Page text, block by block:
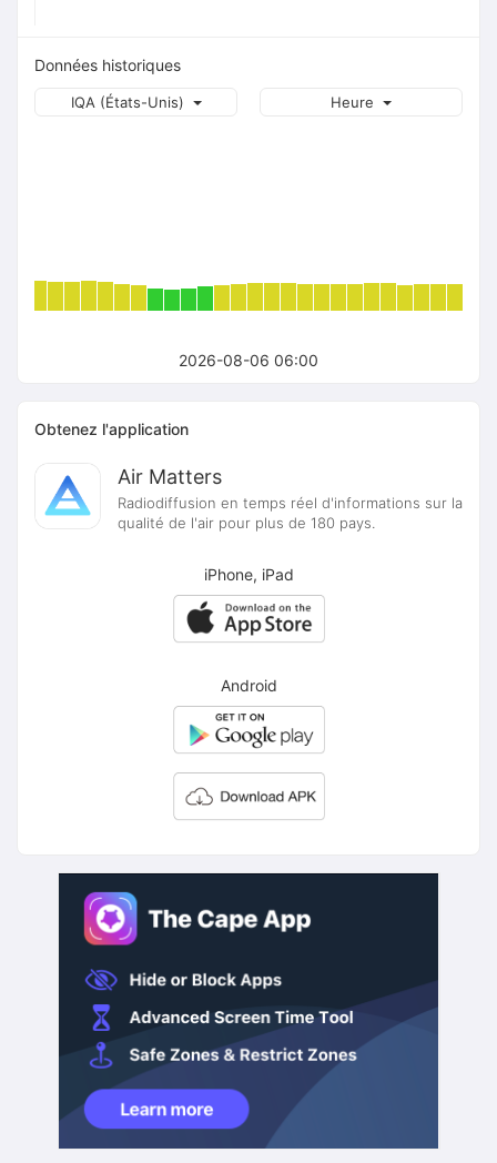
2026-08-06 06:00
Données historiques
Heure
IQA (États-Unis)
Obtenez l'application
Air Matters
Radiodiffusion en temps réel d'informations sur la
qualité de l'air pour plus de 180 pays.
iPhone, iPad
Android